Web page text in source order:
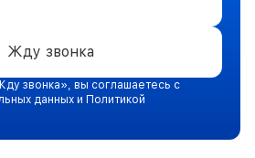
Жду звонка
звонка», вы соглашаетесь с
данных и Политикой